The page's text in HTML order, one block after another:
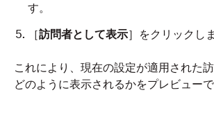
す。
［訪問者として表示］をクリックし
これにより、現在の設定が適用された
どのように表示されるかをプレビューで